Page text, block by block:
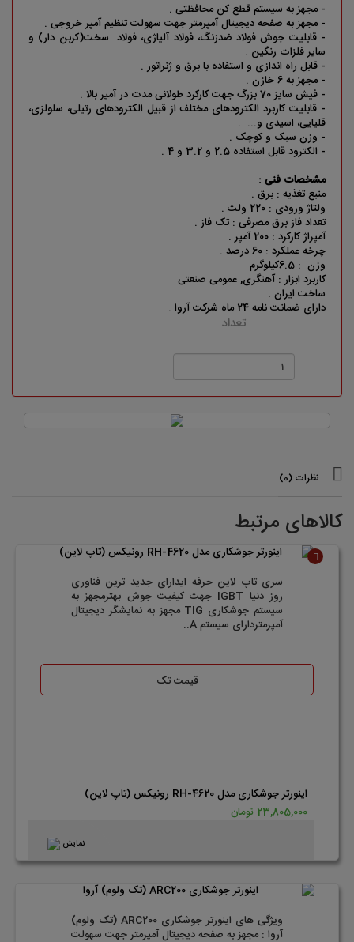
- مجهز به سیستم قطع کن محافظتی .
- مجهز به صفحه دیجیتال آمپرمتر جهت سهولت تنظیم آمپر خروجی .
- قابلیت جوش فولاد ضدزنگ، فولاد آلیاژی، فولاد سخت(کربن دار) و
سایر فلزات رنگین .
- قابل راه اندازی و استفاده با برق و ژنراتور .
- مجهز به 6 خازن .
- فیش سایز 70 بزرگ جهت کارکرد طولانی مدت در آمپر بالا .
- قابلیت کاربرد الکترودهای مختلف از قبیل الکترودهای رتیلی، سلولزی،
قلیایی، اسیدی و... .
- وزن سبک و کوچک .
- الکترود قابل استفاده 2.5 و 3.2 و 4 .
مشخصات فنی :
منبع تغذیه : برق .
ولتاژ ورودی : 220 ولت .
تعداد فاز برق مصرفی : تک فاز .
آمپراژ کارکرد : 200 آمپر .
چرخه عملکرد : 60 درصد .
وزن : 6.5
کیلوگرم
کاربرد ابزار : آهنگری, عمومی صنعتی
ساخت ایران .
دارای ضمانت نامه 24 ماه شرکت آروا .
تعداد
نظرات (0)
کالاهای مرتبط
سری تاپ لاین حرفه ایدارای جدید ترین فناوری
روز دنیا IGBT جهت کیفیت جوش بهترمجهز به
سیستم جوشکاری TIG مجهز به نمایشگر دیجیتال
آمپرمتردارای سیستم A..
قیمت تک
اینورتر جوشکاری مدل RH-4620 رونیکس (تاپ لاین)
23,805,000 تومان
نمایش
ویژگی های اینورتر جوشکاری ARC200 (تک ولوم)
آروا : مجهز به صفحه دیجیتال آمپرمتر جهت سهولت